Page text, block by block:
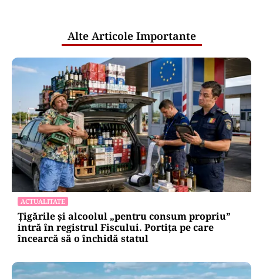
Alte Articole Importante
ACTUALITATE
Țigările și alcoolul „pentru consum propriu”
intră în registrul Fiscului. Portița pe care
încearcă să o închidă statul